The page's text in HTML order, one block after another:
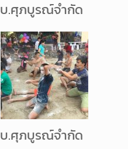
บ.ศุภบูรณ์จำกัด
บ.ศุภบูรณ์จำกัด